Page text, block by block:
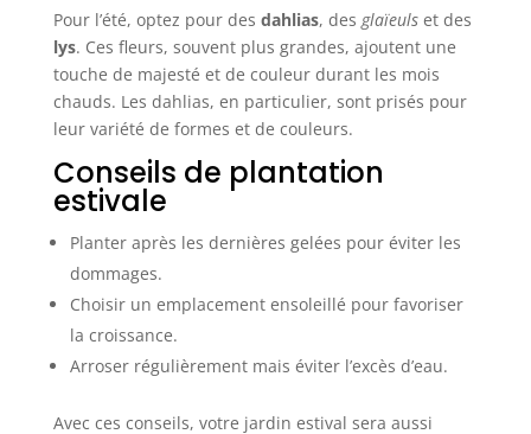
Pour l’été, optez pour des dahlias, des glaïeulset des
lys. Ces fleurs, souvent plus grandes, ajoutent une
touche de majesté et de couleur durant les mois
chauds. Les dahlias, en particulier, sont prisés pour
leur variété de formes et de couleurs.
Conseils de plantation
estivale
Planter après les dernières gelées pour éviter les
dommages.
Choisir un emplacement ensoleillé pour favoriser
la croissance.
Arroser régulièrement mais éviter l’excès d’eau.
Avec ces conseils, votre jardin estival sera aussi